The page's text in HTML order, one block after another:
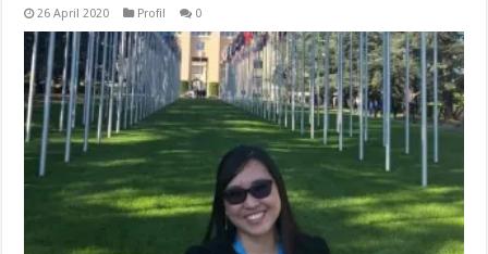
26 April 2020 Profil 0